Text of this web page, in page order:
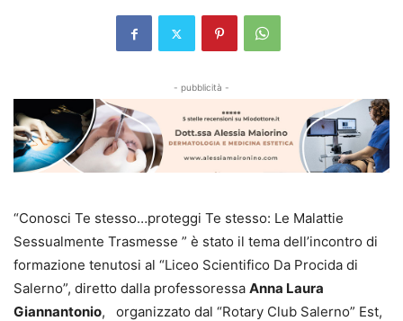
- pubblicità -
“Conosci Te stesso…proteggi Te stesso: Le Malattie
Sessualmente Trasmesse ” è stato il tema dell’incontro di
formazione tenutosi al “Liceo Scientifico Da Procida di
Salerno”, diretto dalla professoressa Anna Laura
Giannantonio, organizzato dal “Rotary Club Salerno” Est,